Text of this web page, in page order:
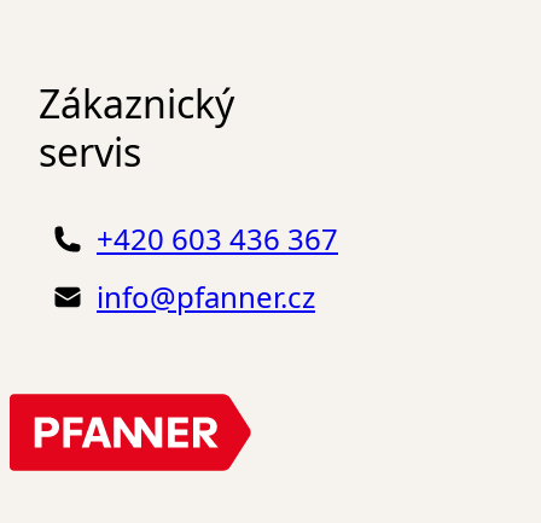
Zákaznický
servis
+420 603 436 367
info@pfanner.cz